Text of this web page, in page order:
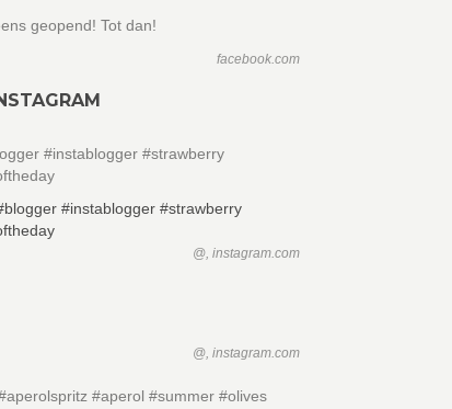
geopend! Tot dan!
facebook.com
#instablogger #strawberry
@, instagram.com
@, instagram.com
#aperol #summer #olives